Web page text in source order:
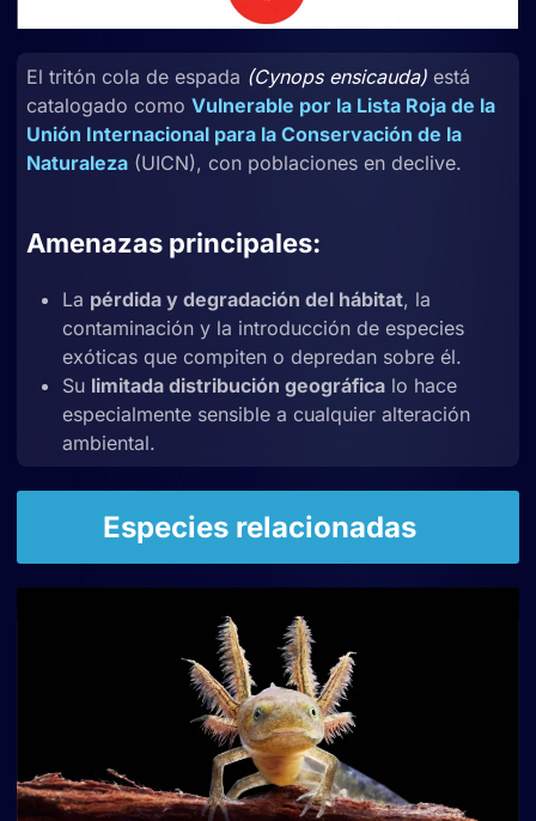
El tritón cola de espada (Cynops ensicauda) está
catalogado como Vulnerable por la Lista Roja de la
Unión Internacional para la Conservación de la
Naturaleza (UICN), con poblaciones en declive.
Amenazas principales:
La pérdida y degradación del hábitat, la
contaminación y la introducción de especies
exóticas que compiten o depredan sobre él.
Su limitada distribución geográfica lo hace
especialmente sensible a cualquier alteración
ambiental.
Especies relacionadas